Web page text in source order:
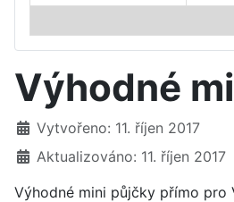
Výhodné
Základní údaje
Vytvořeno: 11. říjen 2017
Aktualizováno: 11. říjen 2017
Výhodné mini půjčky přímo pro